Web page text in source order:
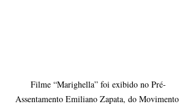
Filme “Marighella” foi exibido no Pré-
Assentamento Emiliano Zapata, do Movimento